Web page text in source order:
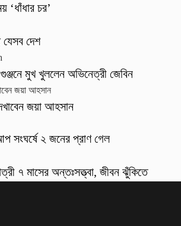
‘ধাঁধার চর’
যেসব দেশ
মুখ খুললেন অভিনেত্রী জেবিন
জয়া আহসান
সংঘর্ষে ২ জনের প্রাণ গেল
৭ মাসের অন্তঃসত্ত্বা, জীবন ঝুঁকিতে